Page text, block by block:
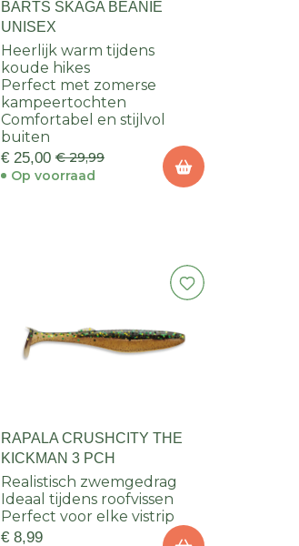
BARTS SKAGA BEANIE
UNISEX
Heerlijk warm tijdens
koude hikes
Perfect met zomerse
kampeertochten
Comfortabel en stijlvol
buiten
€ 25,00 € 29,99
Op voorraad
RAPALA CRUSHCITY THE
KICKMAN 3 PCH
Realistisch zwemgedrag
Ideaal tijdens roofvissen
Perfect voor elke vistrip
€ 8,99